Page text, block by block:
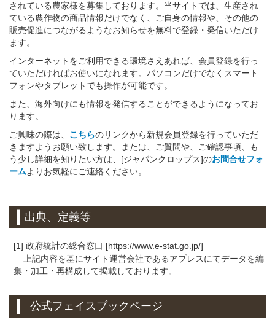
されている農家様を募集しております。当サイトでは、生産され
ている農作物の商品情報だけでなく、ご自身の情報や、その他の
販売促進につながるようなお知らせを無料で登録・発信いただけ
ます。
インターネットをご利用できる環境さえあれば、会員登録を行っ
ていただければお使いになれます。パソコンだけでなくスマート
フォンやタブレットでも操作が可能です。
また、海外向けにも情報を発信することができるようになってお
ります。
ご興味の際は、 こちらのリンクから新規会員登録を行っていただ
きますようお願い致します。または、ご質問や、ご確認事項、も
う少し詳細を知りたい方は、[ジャパンクロップス]のお問合せフォ
ームよりお気軽にご連絡ください。
出典、定義等
[1] 政府統計の総合窓口 [https://www.e-stat.go.jp/]
上記内容を基にサイト運営会社であるアプレスにてデータを編
集・加工・再構成して掲載しております。
公式フェイスブックページ